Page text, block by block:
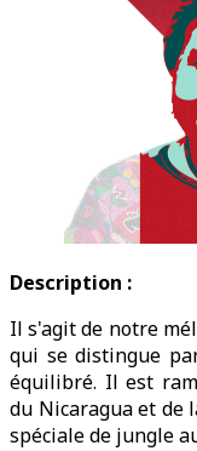
Description :
Il s'agit de notre
qui se distingue
équilibré. Il est
du Nicaragua et de
spéciale de jungle